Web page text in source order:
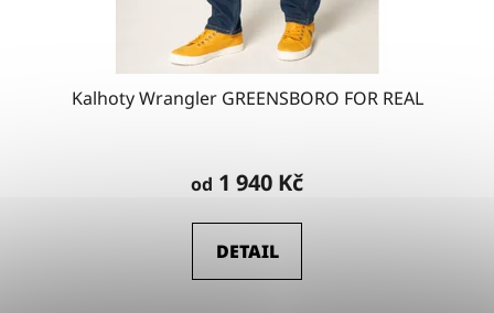
Kalhoty Wrangler GREENSBORO FOR REAL
hodnocení
je
5,0
od 1 940 Kč
DETAIL